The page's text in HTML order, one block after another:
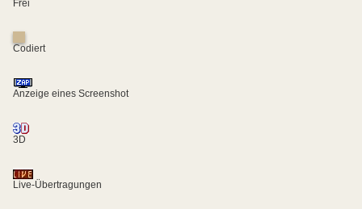
Frei
Codiert
Anzeige eines Screenshot
3D
Live-Übertragungen